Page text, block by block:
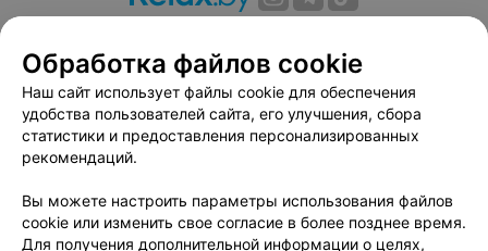
Вакансии
Публичный договор
Способы оплаты
Публичный договор по использованию сервиса
«Афиша»
Пользовательское соглашение
Связаться по вопросам сотрудничества
Написать руководителю relax.by
Обработка файлов cookie
Наш сайт использует файлы cookie для обеспечения
удобства пользователей сайта, его улучшения, сбора
статистики и предоставления персонализированных
рекомендаций.
Вы можете настроить параметры использования файлов
cookie или изменить свое согласие в более позднее время.
Для получения дополнительной информации о целях,